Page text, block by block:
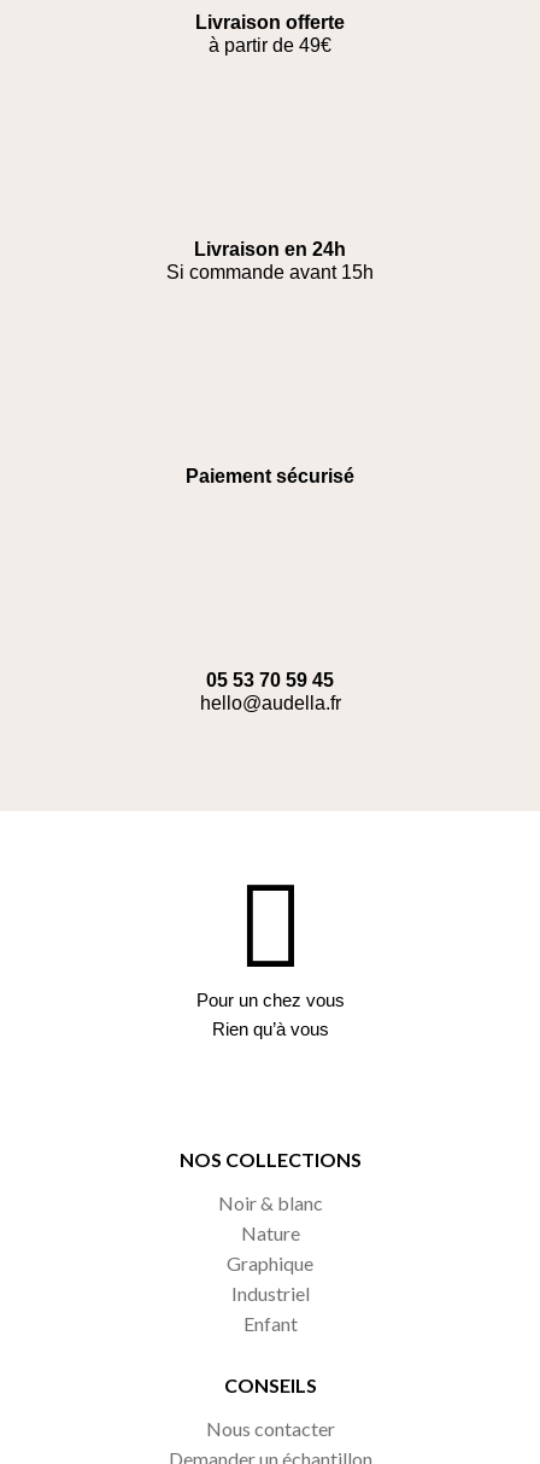
Livraison offerte
à partir de 49€
Livraison en 24h
Si commande avant 15h
Paiement sécurisé
05 53 70 59 45
hello@audella.fr
Pour un chez vous
Rien qu’à vous
NOS COLLECTIONS
Noir & blanc
Nature
Graphique
Industriel
Enfant
CONSEILS
Nous contacter
Demander un échantillon